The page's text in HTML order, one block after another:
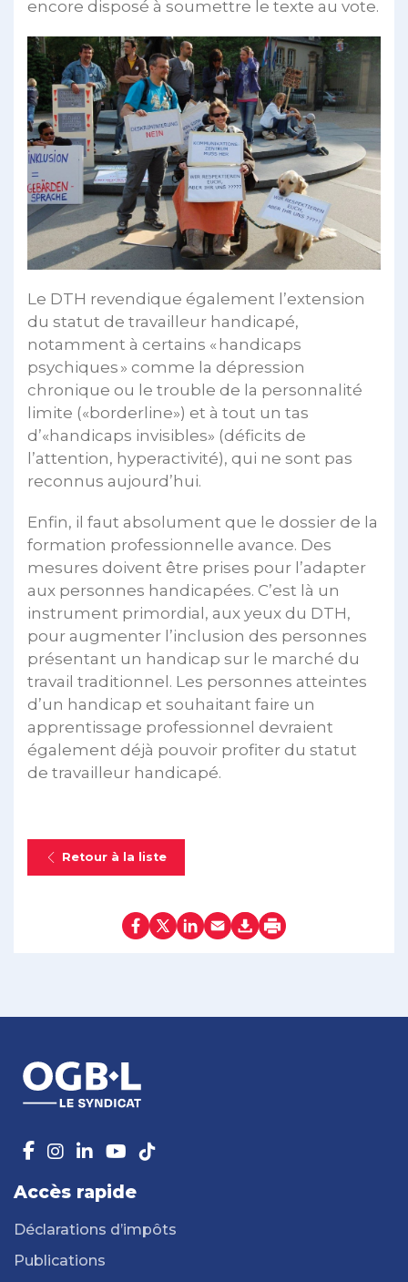
encore disposé à soumettre le texte au vote.
Le DTH revendique également l’extension
du statut de travailleur handicapé,
notamment à certains « handicaps
psychiques » comme la dépression
chronique ou le trouble de la personnalité
limite («borderline») et à tout un tas
d’«handicaps invisibles» (déficits de
l’attention, hyperactivité), qui ne sont pas
reconnus aujourd’hui.
Enfin, il faut absolument que le dossier de la
formation professionnelle avance. Des
mesures doivent être prises pour l’adapter
aux personnes handicapées. C’est là un
instrument primordial, aux yeux du DTH,
pour augmenter l’inclusion des personnes
présentant un handicap sur le marché du
travail traditionnel. Les personnes atteintes
d’un handicap et souhaitant faire un
apprentissage professionnel devraient
également déjà pouvoir profiter du statut
de travailleur handicapé.
Retour à la liste
Accès rapide
Déclarations d’impôts
Publications